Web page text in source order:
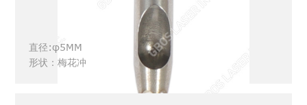
直径:φ5MM
形状：梅花冲